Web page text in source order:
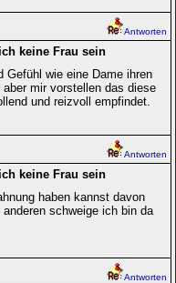
Antworten
keine Frau sein
Gefühl wie eine Dame ihren
mir vorstellen das diese
und reizvoll empfindet.
Antworten
keine Frau sein
haben kannst davon
schweige ich bin da
Antworten